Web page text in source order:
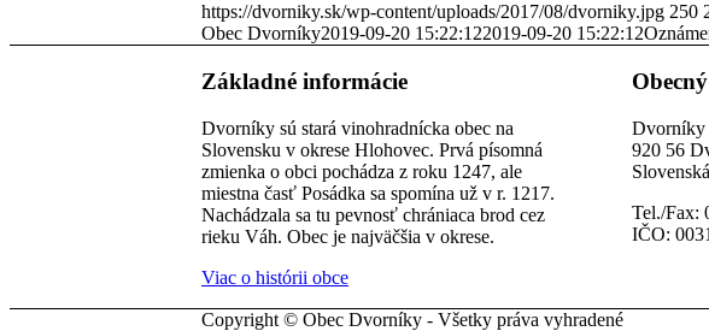
https://dvorniky.sk/wp-content/uploads/2017/08/dvorniky.jpg 250
Obec Dvorníky2019-09-20 15:22:122019-09-20 15:22:12
Základné informácie
Dvorníky sú stará vinohradnícka obec na
Slovensku v okrese Hlohovec. Prvá písomná
zmienka o obci pochádza z roku 1247, ale
miestna časť Posádka sa spomína už v r. 1217.
Nachádzala sa tu pevnosť chrániaca brod cez
rieku Váh. Obec je najväčšia v okrese.
Viac o histórii obce
Dvorníky
920 56
Tel./Fax:
IČO:
Copyright © Obec Dvorníky - Všetky práva vyhradené